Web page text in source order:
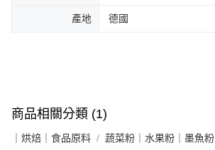
產地 德國
商品相關分類 (1)
｜烘焙｜食品原料 蔬菜粉｜水果粉｜墨魚粉